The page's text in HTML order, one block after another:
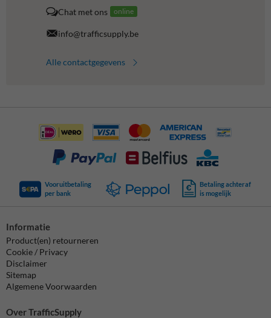
Chat met ons online
info@trafficsupply.be
Alle contactgegevens
Vooruitbetaling
per bank
Betaling achteraf
is mogelijk
Informatie
Product(en) retourneren
Cookie / Privacy
Disclaimer
Sitemap
Algemene Voorwaarden
Over TrafficSupply